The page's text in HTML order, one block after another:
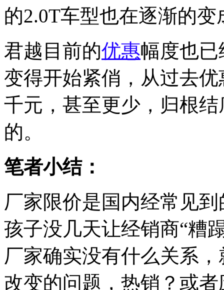
的2.0T车型也在逐渐的
君越目前的优惠幅度也
变得开始紧俏，从过去
千元，甚至更少，归根
的。
笔者小结：
厂家限价是国内经常见
孩子没几天让经销商“糟
厂家确实没有什么关系
改变的问题，热销？或